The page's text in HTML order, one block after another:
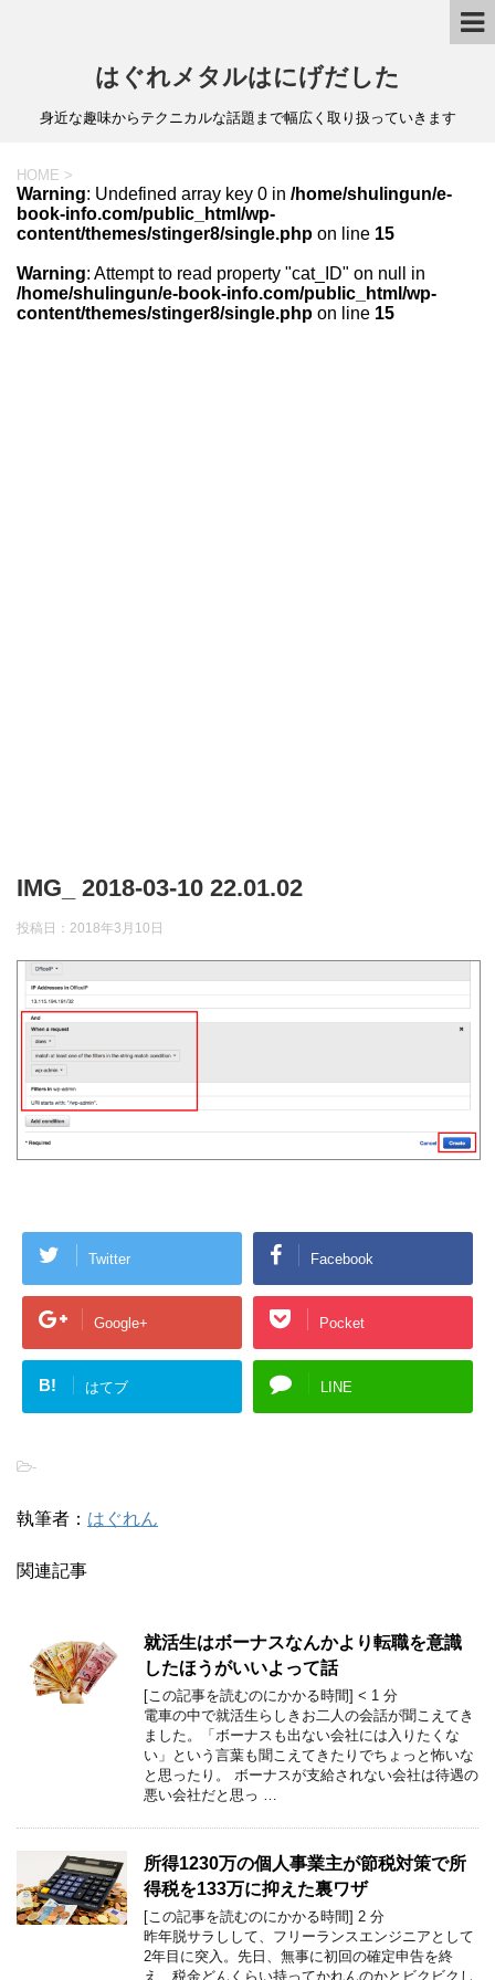
はぐれメタルはにげだした
身近な趣味からテクニカルな話題まで幅広く取り扱っていきます
HOME >
Warning: Undefined array key 0 in /home/shulingun/e-
book-info.com/public_html/wp-
content/themes/stinger8/single.php on line 15
Warning: Attempt to read property "cat_ID" on null in
/home/shulingun/e-book-info.com/public_html/wp-
content/themes/stinger8/single.php on line 15
IMG_ 2018-03-10 22.01.02
投稿日： 2018年3月10日
Twitter Facebook
Google+ Pocket
B! はてブ LINE
-
執筆者： はぐれん
関連記事
就活生はボーナスなんかより転職を意識
したほうがいいよって話
[この記事を読むのにかかる時間] < 1 分
電車の中で就活生らしきお二人の会話が聞こえてき
ました。「ボーナスも出ない会社には入りたくな
い」という言葉も聞こえてきたりでちょっと怖いな
と思ったり。 ボーナスが支給されない会社は待遇の
悪い会社だと思っ …
所得1230万の個人事業主が節税対策で所
得税を133万に抑えた裏ワザ
[この記事を読むのにかかる時間] 2 分
昨年脱サラしして、フリーランスエンジニアとして
2年目に突入。先日、無事に初回の確定申告を終
え、税金どんくらい持ってかれんのかとビクビクし